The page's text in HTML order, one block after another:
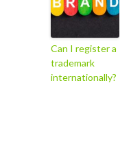
Can I register a
trademark
internationally?